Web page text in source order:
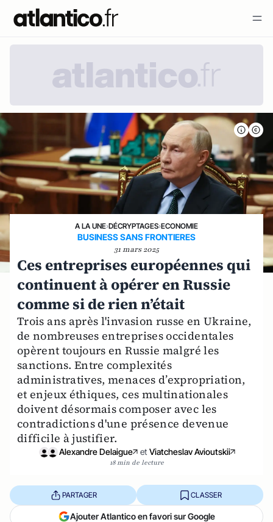
A LA UNE›DÉCRYPTAGES›ECONOMIE
BUSINESS SANS FRONTIERES
31 mars 2025
Ces entreprises européennes qui
continuent à opérer en Russie
comme si de rien n’était
Trois ans après l'invasion russe en Ukraine,
de nombreuses entreprises occidentales
opèrent toujours en Russie malgré les
sanctions. Entre complexités
administratives, menaces d’expropriation,
et enjeux éthiques, ces multinationales
doivent désormais composer avec les
contradictions d'une présence devenue
difficile à justifier.
Alexandre Delaigue et Viatcheslav Avioutskii
18 min de lecture
PARTAGER CLASSER
Ajouter Atlantico en favori sur Google